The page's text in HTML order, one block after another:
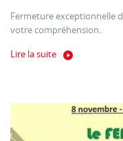
Fermeture exceptionnelle
votre compréhension.
Lire la suite